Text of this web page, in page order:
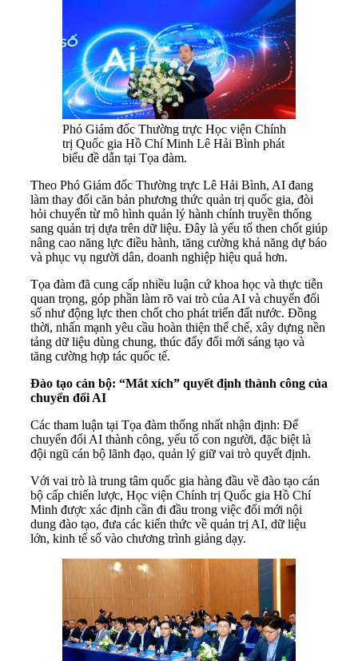
Phó Giám đốc Thường trực Học viện Chính
trị Quốc gia Hồ Chí Minh Lê Hải Bình phát
biểu đề dẫn tại Tọa đàm.
Theo Phó Giám đốc Thường trực Lê Hải Bình, AI đang
làm thay đổi căn bản phương thức quản trị quốc gia, đòi
hỏi chuyển từ mô hình quản lý hành chính truyền thống
sang quản trị dựa trên dữ liệu. Đây là yếu tố then chốt giúp
nâng cao năng lực điều hành, tăng cường khả năng dự báo
và phục vụ người dân, doanh nghiệp hiệu quả hơn.
Tọa đàm đã cung cấp nhiều luận cứ khoa học và thực tiễn
quan trọng, góp phần làm rõ vai trò của AI và chuyển đổi
số như động lực then chốt cho phát triển đất nước. Đồng
thời, nhấn mạnh yêu cầu hoàn thiện thể chế, xây dựng nền
tảng dữ liệu dùng chung, thúc đẩy đổi mới sáng tạo và
tăng cường hợp tác quốc tế.
Đào tạo cán bộ: “Mắt xích” quyết định thành công của
chuyển đổi AI
Các tham luận tại Tọa đàm thống nhất nhận định: Để
chuyển đổi AI thành công, yếu tố con người, đặc biệt là
đội ngũ cán bộ lãnh đạo, quản lý giữ vai trò quyết định.
Với vai trò là trung tâm quốc gia hàng đầu về đào tạo cán
bộ cấp chiến lược, Học viện Chính trị Quốc gia Hồ Chí
Minh được xác định cần đi đầu trong việc đổi mới nội
dung đào tạo, đưa các kiến thức về quản trị AI, dữ liệu
lớn, kinh tế số vào chương trình giảng dạy.